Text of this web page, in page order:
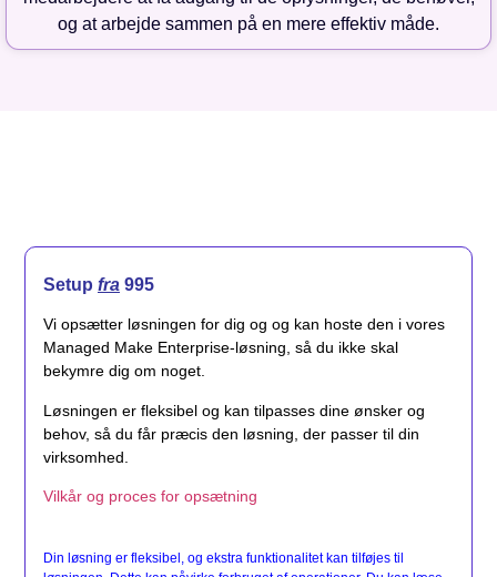
og at arbejde sammen på en mere effektiv måde.
Setup fra 995
Vi opsætter løsningen for dig og og kan hoste den i vores
Managed Make Enterprise-løsning, så du ikke skal
bekymre dig om noget.
Løsningen er fleksibel og kan tilpasses dine ønsker og
behov, så du får præcis den løsning, der passer til din
virksomhed.
Vilkår og proces for opsætning
Din løsning er fleksibel, og ekstra funktionalitet kan tilføjes til